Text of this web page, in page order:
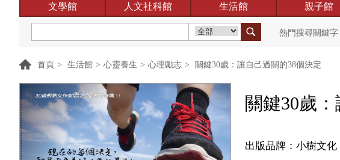
文學館 人文社科館 生活館 親子館
熱門搜尋關鍵字
首頁 > 生活館 > 心靈養生 > 心理勵志 > 關鍵30歲：讓自己過關的38個決定
關鍵30歲
出版品牌：小樹文化